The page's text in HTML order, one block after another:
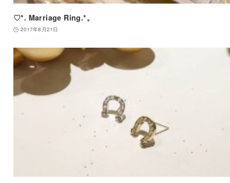
♡*. Marriage Ring.*。
2017年8月21日